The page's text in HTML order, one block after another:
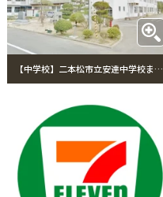
【中学校】二本松市立安達中学校まで259m